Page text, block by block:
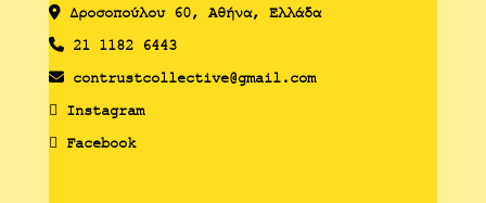
Δροσoπούλου 60, Αθήνα, Ελλάδα
21 1182 6443
contrustcollective@gmail.com
Instagram
Facebook